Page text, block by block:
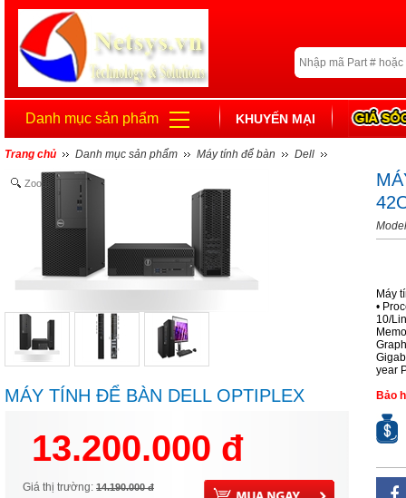
Danh mục sản phẩm KHUYẾN MẠI
Trang chủ Danh mục sản phẩm Máy tính để bàn Dell
Zoom
MÁY TÍNH ĐỂ BÀN DELL OPTIPLEX
4GB/1TB/WIN 10)
13.200.000 đ
Giá thị trường: 14.190.000 đ
Máy
•
10/
year
Bảo